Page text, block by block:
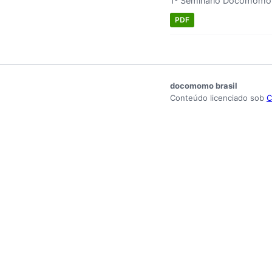
PDF
docomomo brasil
Conteúdo licenciado sob